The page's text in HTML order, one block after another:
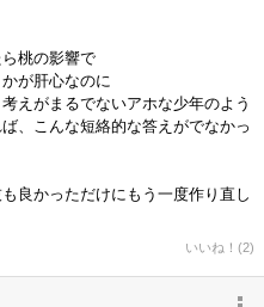
桃の影響で
が肝心なのに
えがまるでないアホな少年のよう
、こんな短絡的な答えがでなかっ
良かっただけにもう一度作り直し
いいね！(2)